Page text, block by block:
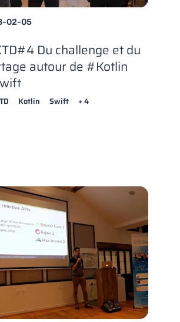
02-05
Du challenge et du
autour de #Kotlin
Kotlin Swift + 4